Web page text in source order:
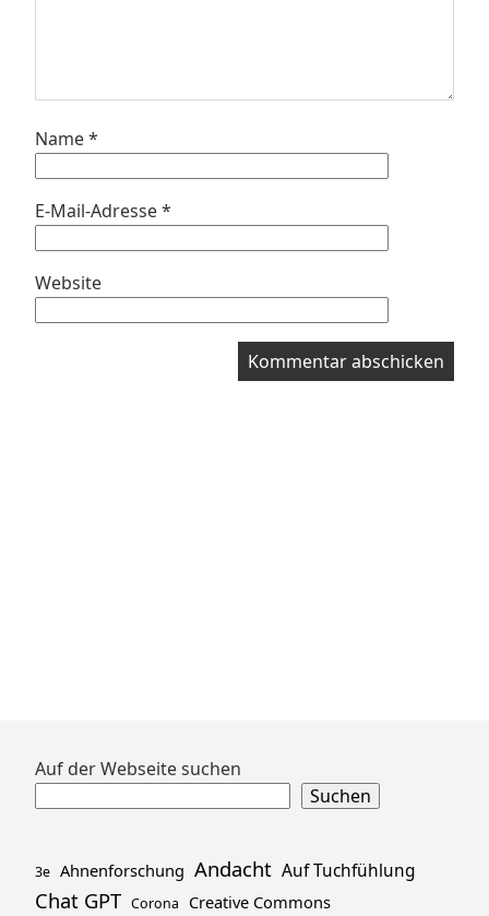
Name*
E-Mail-Adresse*
Website
Zum
Auf der Webseite suchen
Suchen
3e Ahnenforschung Andacht Auf Tuchfühlung
Chat GPT Corona Creative Commons